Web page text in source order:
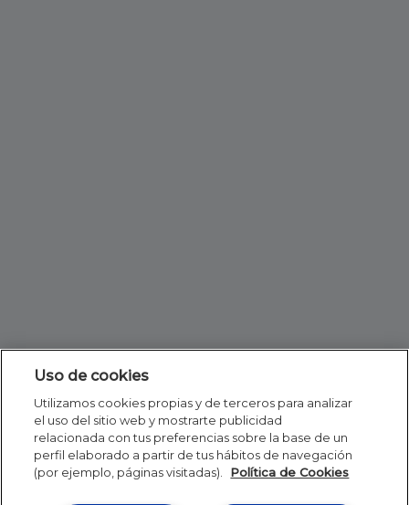
Uso de cookies
Utilizamos cookies propias y de terceros para analizar
el uso del sitio web y mostrarte publicidad
relacionada con tus preferencias sobre la base de un
perfil elaborado a partir de tus hábitos de navegación
(por ejemplo, páginas visitadas).
Política de Cookies